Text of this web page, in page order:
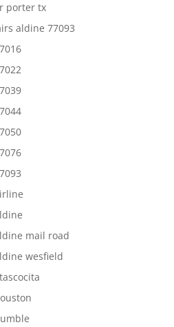
porter tx
aldine 77093
mail road
wesfield